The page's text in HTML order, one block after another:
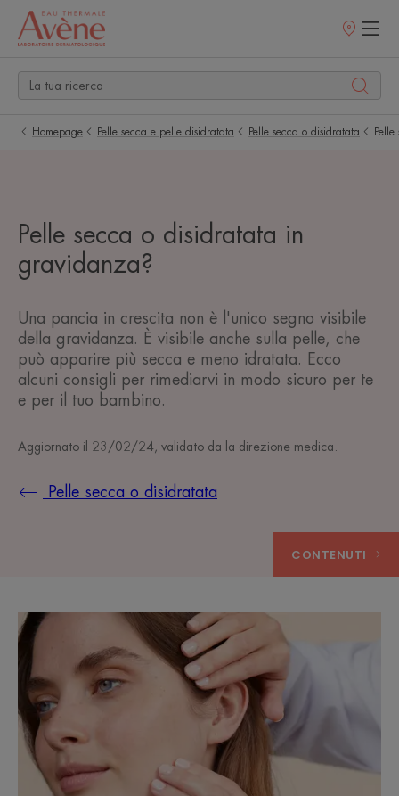
Punti
Homepage Pelle secca e pelle disidratata Pelle secca o disidratata
Pelle secca o disidratata in
gravidanza?
Una pancia in crescita non è l'unico segno visibile
della gravidanza. È visibile anche sulla pelle, che
può apparire più secca e meno idratata. Ecco
alcuni consigli per rimediarvi in modo sicuro per te
e per il tuo bambino.
Aggiornato il 23/02/24, validato da la direzione medica
Pelle secca o disidratata
CONTENUTI